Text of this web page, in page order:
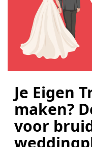
Je Eigen
maken?
voor